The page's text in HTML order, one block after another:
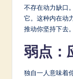
不存在动力缺口
它。这种内在动
推动你坚持下去。
弱点：
独自一人意味着